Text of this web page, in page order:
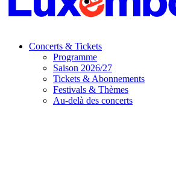
Concerts & Tickets
Programme
Saison 2026/27
Tickets & Abonnements
Festivals & Thèmes
Au-delà des concerts